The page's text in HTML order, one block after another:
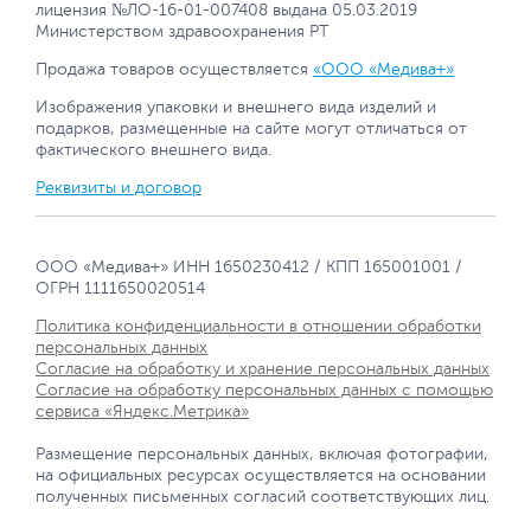
лицензия №ЛО-16-01-007408 выдана 05.03.2019
Министерством здравоохранения РТ
Продажа товаров осуществляется «ООО «Медива+»
Изображения упаковки и внешнего вида изделий и
подарков, размещенные на сайте могут отличаться от
фактического внешнего вида.
Реквизиты и договор
ООО «Медива+» ИНН 1650230412 / КПП 165001001 /
ОГРН 1111650020514
Политика конфиденциальности в отношении обработки
персональных данных
Согласие на обработку и хранение персональных данных
Согласие на обработку персональных данных с помощью
сервиса «Яндекс.Метрика»
Размещение персональных данных, включая фотографии,
на официальных ресурсах осуществляется на основании
полученных письменных согласий соответствующих лиц.